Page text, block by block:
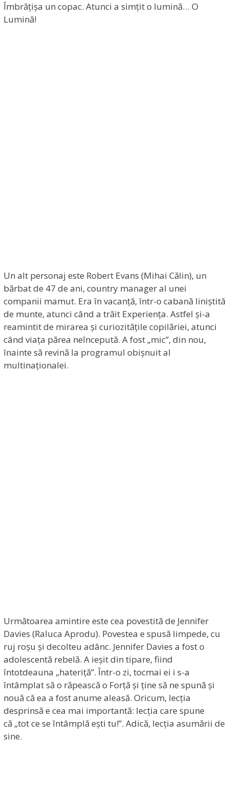
Îmbrățișa un copac. Atunci a simțit o lumină… O
Lumină!
Un alt personaj este Robert Evans (Mihai Călin), un
bărbat de 47 de ani, country manager al unei
companii mamut. Era în vacanță, într-o cabană liniștită
de munte, atunci când a trăit Experiența. Astfel și-a
reamintit de mirarea și curiozitățile copilăriei, atunci
când viața părea neîncepută. A fost „mic”, din nou,
înainte să revină la programul obișnuit al
multinaționalei.
Următoarea amintire este cea povestită de Jennifer
Davies (Raluca Aprodu). Povestea e spusă limpede, cu
ruj roșu și decolteu adânc. Jennifer Davies a fost o
adolescentă rebelă. A ieșit din tipare, fiind
întotdeauna „hateriță”. Într-o zi, tocmai ei i s-a
întâmplat să o răpească o Forță și ține să ne spună și
nouă că ea a fost anume aleasă. Oricum, lecția
desprinsă e cea mai importantă: lecția care spune
că „tot ce se întâmplă ești tu!”. Adică, lecția asumării de
sine.